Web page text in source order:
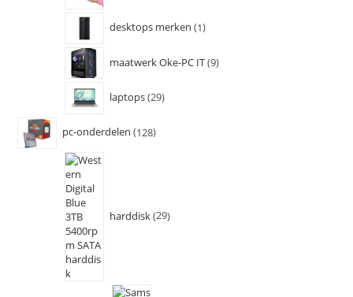
desktops merken 1
maatwerk Oke-PC IT 9
laptops 29
pc-onderdelen 128
harddisk 29